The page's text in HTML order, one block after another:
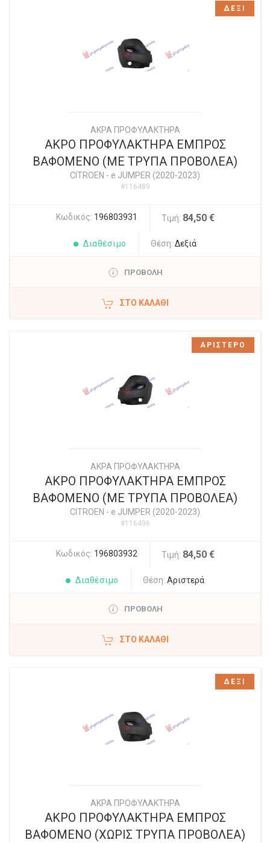
ΑΚΡΑ ΠΡΟΦΥΛΑΚΤΗΡΑ
ΑΚΡΟ ΠΡΟΦΥΛΑΚΤΗΡΑ ΕΜΠΡΟΣ
ΒΑΦΟΜΕΝΟ (ΜΕ ΤΡΥΠΑ ΠΡΟΒΟΛΕΑ)
CITROEN - e JUMPER (2020-2023)
#116489
Κωδικός: 196803931 Τιμή: 84,50 €
Διαθέσιμο Θέση: Δεξιά
ΠΡΟΒΟΛΗ
ΣΤΟ ΚΑΛΆΘΙ
ΔΕΞΙ
ΑΚΡΑ ΠΡΟΦΥΛΑΚΤΗΡΑ
ΑΚΡΟ ΠΡΟΦΥΛΑΚΤΗΡΑ ΕΜΠΡΟΣ
ΒΑΦΟΜΕΝΟ (ΜΕ ΤΡΥΠΑ ΠΡΟΒΟΛΕΑ)
CITROEN - e JUMPER (2020-2023)
#116496
Κωδικός: 196803932 Τιμή: 84,50 €
Διαθέσιμο Θέση: Αριστερά
ΠΡΟΒΟΛΗ
ΣΤΟ ΚΑΛΆΘΙ
ΑΡΙΣΤΕΡΟ
ΑΚΡΑ ΠΡΟΦΥΛΑΚΤΗΡΑ
ΑΚΡΟ ΠΡΟΦΥΛΑΚΤΗΡΑ ΕΜΠΡΟΣ
ΒΑΦΟΜΕΝΟ (ΧΩΡΙΣ ΤΡΥΠΑ ΠΡΟΒΟΛΕΑ)
ΔΕΞΙ